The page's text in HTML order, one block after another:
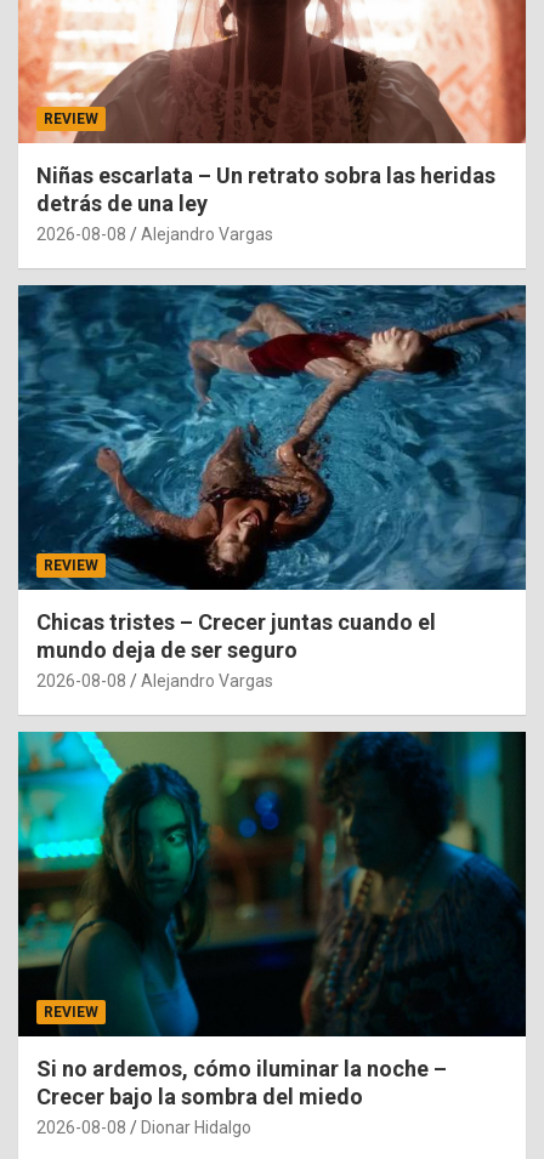
REVIEW
Niñas escarlata – Un retrato sobra las heridas
detrás de una ley
2026-08-08 Alejandro Vargas
REVIEW
Chicas tristes – Crecer juntas cuando el
mundo deja de ser seguro
2026-08-08 Alejandro Vargas
REVIEW
Si no ardemos, cómo iluminar la noche –
Crecer bajo la sombra del miedo
2026-08-08 Dionar Hidalgo